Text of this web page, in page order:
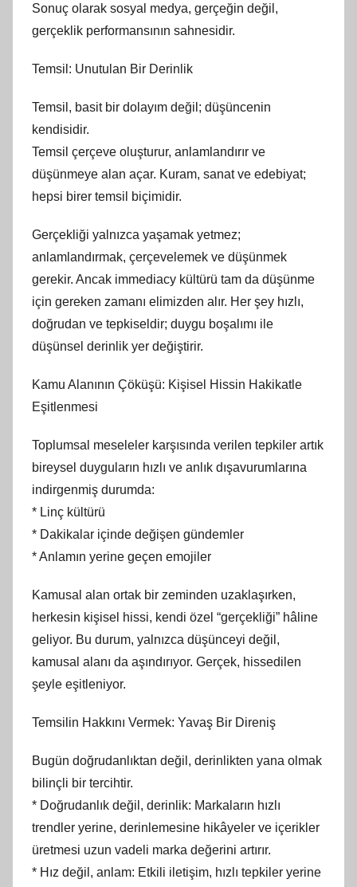
Sonuç olarak sosyal medya, gerçeğin değil,
gerçeklik performansının sahnesidir.
Temsil: Unutulan Bir Derinlik
Temsil, basit bir dolayım değil; düşüncenin
kendisidir.
Temsil çerçeve oluşturur, anlamlandırır ve
düşünmeye alan açar. Kuram, sanat ve edebiyat;
hepsi birer temsil biçimidir.
Gerçekliği yalnızca yaşamak yetmez;
anlamlandırmak, çerçevelemek ve düşünmek
gerekir. Ancak immediacy kültürü tam da düşünme
için gereken zamanı elimizden alır. Her şey hızlı,
doğrudan ve tepkiseldir; duygu boşalımı ile
düşünsel derinlik yer değiştirir.
Kamu Alanının Çöküşü: Kişisel Hissin Hakikatle
Eşitlenmesi
Toplumsal meseleler karşısında verilen tepkiler artık
bireysel duyguların hızlı ve anlık dışavurumlarına
indirgenmiş durumda:
* Linç kültürü
* Dakikalar içinde değişen gündemler
* Anlamın yerine geçen emojiler
Kamusal alan ortak bir zeminden uzaklaşırken,
herkesin kişisel hissi, kendi özel “gerçekliği” hâline
geliyor. Bu durum, yalnızca düşünceyi değil,
kamusal alanı da aşındırıyor. Gerçek, hissedilen
şeyle eşitleniyor.
Temsilin Hakkını Vermek: Yavaş Bir Direniş
Bugün doğrudanlıktan değil, derinlikten yana olmak
bilinçli bir tercihtir.
* Doğrudanlık değil, derinlik: Markaların hızlı
trendler yerine, derinlemesine hikâyeler ve içerikler
üretmesi uzun vadeli marka değerini artırır.
* Hız değil, anlam: Etkili iletişim, hızlı tepkiler yerine